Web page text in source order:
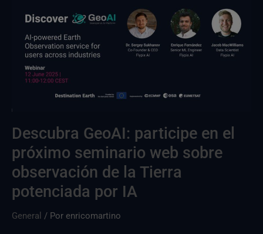
Descubra GeoAI: participe en el
próximo seminario web sobre
observación de la Tierra
potenciada por IA
General / Por enricomartino
próximo
seminario
de
la
Tierra
impulsada
por
IA